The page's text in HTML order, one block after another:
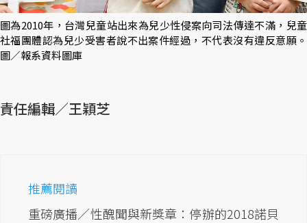
圖為2010年，台灣兒童站出來為兒少性侵案向司法傳達不滿，兒童
社福團體認為兒少受害者說不出案件經過，不代表沒有違反意願。
圖／報系資料圖庫
責任編輯／王穎芝
推薦閱讀
重磅廣播／性醜聞與新獎章：停辦的2018諾貝